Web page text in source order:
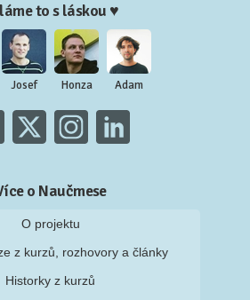
to s láskou ♥
Josef Honza Adam
o Naučmese
O projektu
z kurzů, rozhovory a články
Historky z kurzů